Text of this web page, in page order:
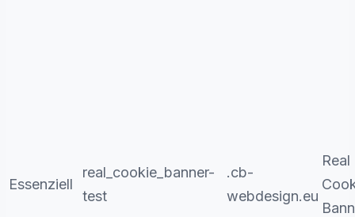
Essenziell
real_cookie_banner-
test
.cb-
webdesign.eu
Real